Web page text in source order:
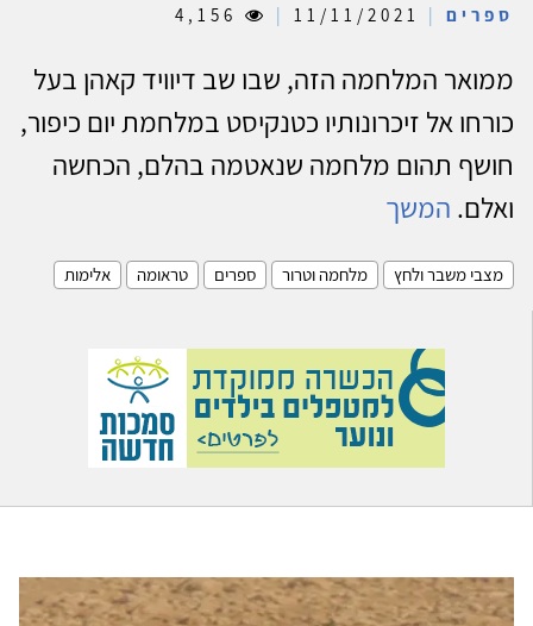
ספרים |
|
ממואר המלחמה הזה, שבו שב דיוויד קאהן בעל
כורחו אל זיכרונותיו כטנקיסט במלחמת יום כיפור,
חושף תהום מלחמה שנאטמה בהלם, הכחשה
ואלם. המשך
מצבי משבר ולחץ מלחמה וטרור ספרים טראומה אלימות